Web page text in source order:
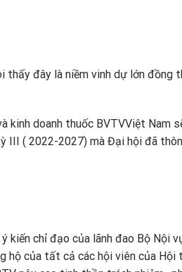
đây là niềm vinh dự lớn đồng
kinh doanh thuốc BVTVViệt Nam
III ( 2022-2027) mà Đại hội đã
chỉ đạo của lãnh đao Bộ Nội
hộ của tất cả các hội viên của